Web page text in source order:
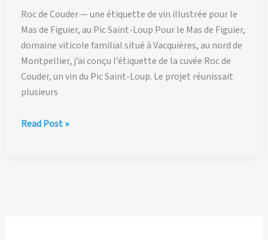
Roc de Couder — une étiquette de vin illustrée pour le
Mas de Figuier, au Pic Saint-Loup Pour le Mas de Figuier,
domaine viticole familial situé à Vacquières, au nord de
Montpellier, j’ai conçu l’étiquette de la cuvée Roc de
Couder, un vin du Pic Saint-Loup. Le projet réunissait
plusieurs
Roc
Read Post »